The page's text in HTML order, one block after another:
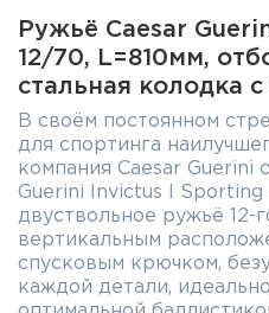
Ружьё Caesar
12/70, L=810мм,
стальная колодка
В своём постоянном
для спортинга
компания Caesar Guerini
Guerini Invictus I
двуствольное ружьё 12-
вертикальным
спусковым крючком,
каждой детали,